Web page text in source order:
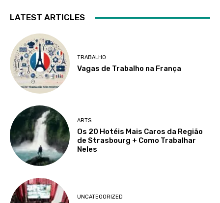
LATEST ARTICLES
TRABALHO
Vagas de Trabalho na França
ARTS
Os 20 Hotéis Mais Caros da Região
de Strasbourg + Como Trabalhar
Neles
UNCATEGORIZED